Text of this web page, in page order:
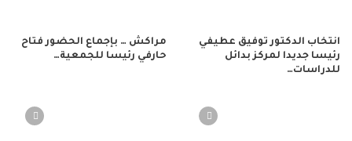
انتخاب الدكتور توفيق عطيفي
رئيسا جديدا لمركز بدائل
للدراسات…
مراكش … بإجماع الحضور فتاح
حارفي رئيسا للجمعية…